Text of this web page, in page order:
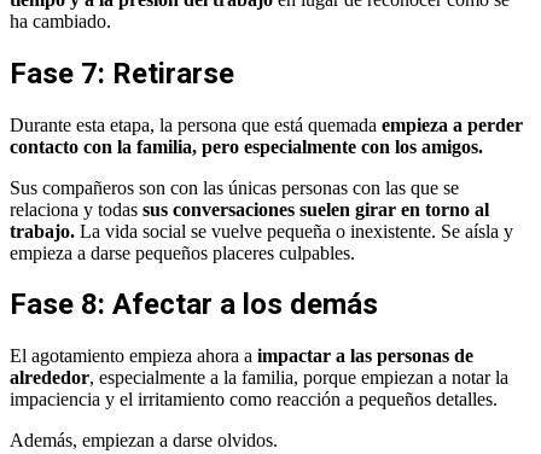
ha cambiado.
Fase 7: Retirarse
Durante esta etapa, la persona que está quemada empieza a perder
contacto con la familia, pero especialmente con los amigos.
Sus compañeros son con las únicas personas con las que se
relaciona y todas sus conversaciones suelen girar en torno al
trabajo. La vida social se vuelve pequeña o inexistente. Se aísla y
empieza a darse pequeños placeres culpables.
Fase 8: Afectar a los demás
El agotamiento empieza ahora a impactar a las personas de
alrededor, especialmente a la familia, porque empiezan a notar la
impaciencia y el irritamiento como reacción a pequeños detalles.
Además, empiezan a darse olvidos.